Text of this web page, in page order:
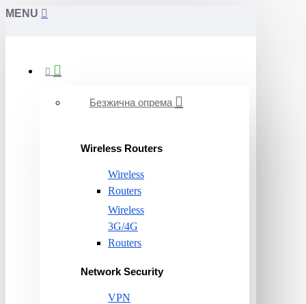
MENU
Безжична опрема
Wireless Routers
Wireless
Routers
Wireless
3G/4G
Routers
Network Security
VPN